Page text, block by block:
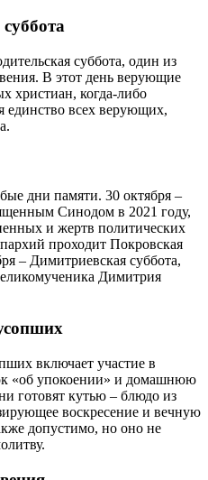
суббота, один из
В этот день верующие
христиан, когда-либо
единство всех верующих,
дни памяти. 30 октября –
Синодом в 2021 году,
и жертв политических
проходит Покровская
– Димитриевская суббота,
Димитрия
включает участие в
«об упокоении» и домашнюю
готовят кутью – блюдо из
воскресение и вечную
допустимо, но оно не